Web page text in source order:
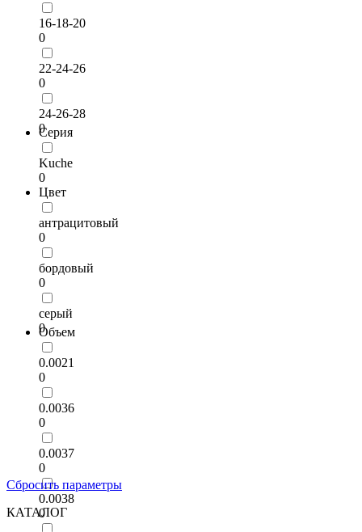
16-18-20
0
22-24-26
0
24-26-28
0
Серия
Kuche
0
Цвет
антрацитовый
0
бордовый
0
серый
0
Объем
0.0021
0
0.0036
0
0.0037
0
0.0038
0
Сбросить параметры
КАТАЛОГ